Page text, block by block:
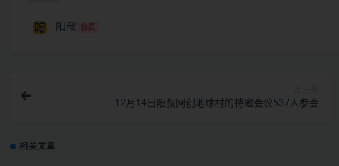
阳叔 会员
12月14日阳叔网创地球村的特邀会议537人参会
相关文章